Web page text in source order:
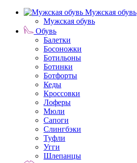
Мужская обувь
Мужская обувь
Обувь
Балетки
Босоножки
Ботильоны
Ботинки
Ботфорты
Кеды
Кроссовки
Лоферы
Мюли
Сапоги
Слингбэки
Туфли
Угги
Шлепанцы